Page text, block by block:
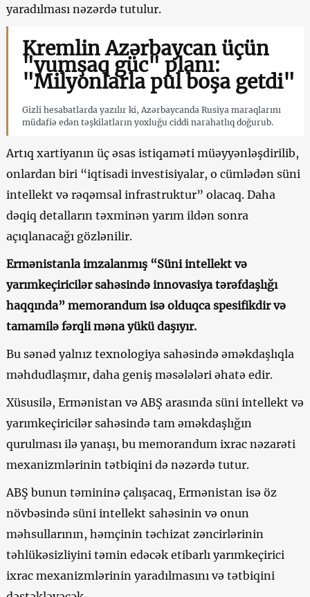
yaradılması nəzərdə tutulur.
Kremlin Azərbaycan üçün
"yumşaq güc" planı:
"Milyonlarla pul boşa getdi"
Gizli hesabatlarda yazılır ki, Azərbaycanda Rusiya maraqlarını
müdafiə edən təşkilatların yoxluğu ciddi narahatlıq doğurub.
Artıq xartiyanın üç əsas istiqaməti müəyyənləşdirilib,
onlardan biri “iqtisadi investisiyalar, o cümlədən süni
intellekt və rəqəmsal infrastruktur” olacaq. Daha
dəqiq detalların təxminən yarım ildən sonra
açıqlanacağı gözlənilir.
Ermənistanla imzalanmış “Süni intellekt və
yarımkeçiricilər sahəsində innovasiya tərəfdaşlığı
haqqında” memorandum isə olduqca spesifikdir və
tamamilə fərqli məna yükü daşıyır.
Bu sənəd yalnız texnologiya sahəsində əməkdaşlıqla
məhdudlaşmır, daha geniş məsələləri əhatə edir.
Xüsusilə, Ermənistan və ABŞ arasında süni intellekt və
yarımkeçiricilər sahəsində tam əməkdaşlığın
qurulması ilə yanaşı, bu memorandum ixrac nəzarəti
mexanizmlərinin tətbiqini də nəzərdə tutur.
ABŞ bunun təmininə çalışacaq, Ermənistan isə öz
növbəsində süni intellekt sahəsinin və onun
məhsullarının, həmçinin təchizat zəncirlərinin
təhlükəsizliyini təmin edəcək etibarlı yarımkeçirici
ixrac mexanizmlərinin yaradılmasını və tətbiqini